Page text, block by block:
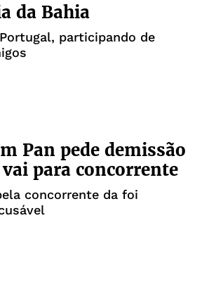
da Bahia
participando de
Pan pede demissão
vai para concorrente
concorrente da foi